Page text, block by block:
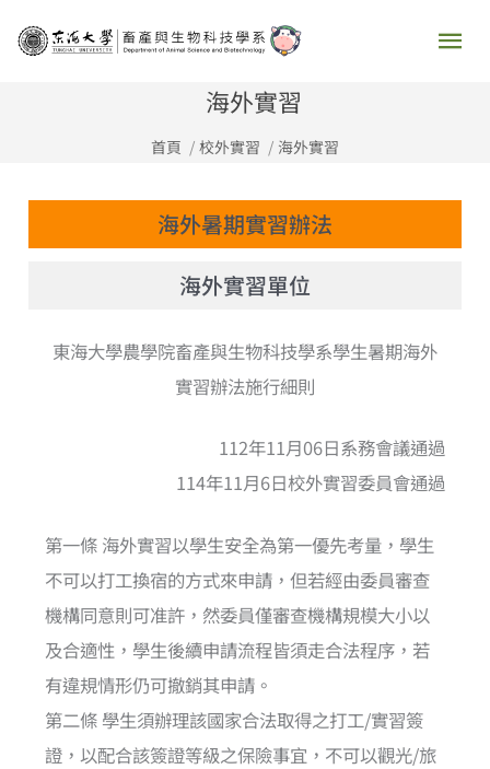
主
單
海外實習
首頁 校外實習 海外實習
海外暑期實習辦法
海外實習單位
東海大學農學院畜產與生物科技學系學生暑期海外
實習辦法施行細則
112年11月06日系務會議通過
114年11月6日校外實習委員會通過
第一條 海外實習以學生安全為第一優先考量，學生
不可以打工換宿的方式來申請，但若經由委員審查
機構同意則可准許，然委員僅審查機構規模大小以
及合適性，學生後續申請流程皆須走合法程序，若
有違規情形仍可撤銷其申請。
第二條 學生須辦理該國家合法取得之打工/實習簽
證，以配合該簽證等級之保險事宜，不可以觀光/旅